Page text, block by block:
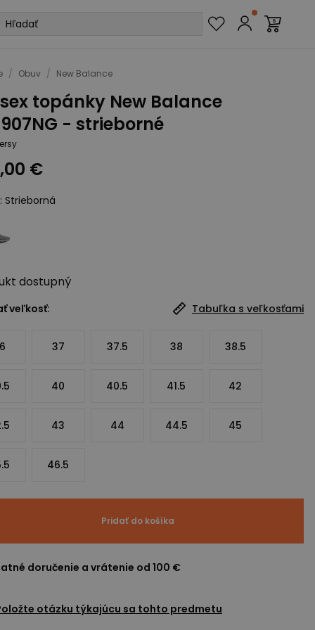
/ Obuv / New Balance
topánky New Balance
- strieborné
€
: Strieborná
dostupný
veľkosť: Tabuľka s veľkosťami
37 37.5 38 38.5
40 40.5 41.5 42
43 44 44.5 45
46.5
Pridať do košíka
doručenie a vrátenie od 100 €
otázku týkajúcu sa tohto predmetu